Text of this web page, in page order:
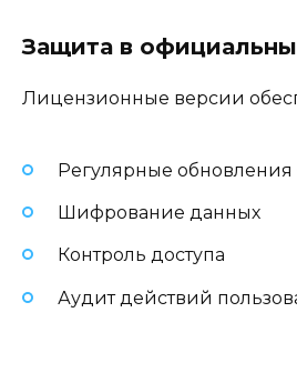
Защита в
Лицензионные версии
Регулярные обновления
Шифрование данных
Контроль доступа
Аудит действий